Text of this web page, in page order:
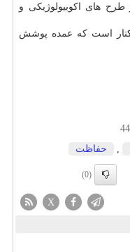
طرح های اكوبیولوژیكی و
حدود 6 میلیون هكتار است كه عمده پوشش
حفاظت
(0)
X